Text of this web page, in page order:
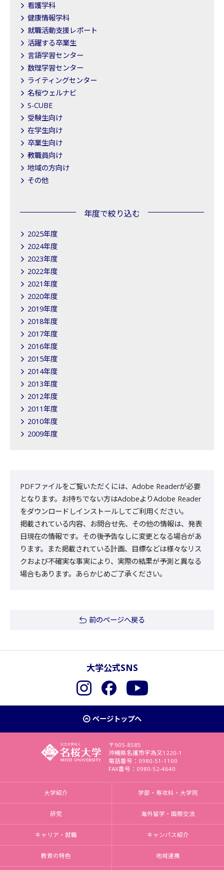
看護学科
健康情報学科
就職活動支援レポート
活躍する卒業生
言語学習センター
数理学習センター
ライティングセンター
名桜ウェルナビ
S-CUBE
受験生向け
在学生向け
卒業生向け
教職員向け
地域の方向け
その他
年度で絞り込む
2025年度
2024年度
2023年度
2022年度
2021年度
2020年度
2019年度
2018年度
2017年度
2016年度
2015年度
2014年度
2013年度
2012年度
2011年度
2010年度
2009年度
PDFファイルをご覧いただくには、Adobe Readerが必要
となります。お持ちでない方はAdobeよりAdobe Reader
をダウンロードしインストールしてご利用ください。
掲載されている内容、お問合せ先、その他の情報は、発表
日現在の情報です。その後予告なしに変更となる場合があ
ります。また掲載されている計画、目標などは様々なリス
クおよび不確実な事実により、実際の結果が予測と異なる
場合もあります。あらかじめご了承ください。
前のページへ戻る
大学公式SNS
InstagramFacebookYouTube
ページトップへ
〒905-8585
沖縄県名護市字為又1220-1
電話番号：0980-51-1100
FAX番号：0980-52-4640
大学紹介 学部・専攻科・大学院
研究 海外留学・国際交流
キャリア・就職 キャンパス紹介
教育の特色 地域連携